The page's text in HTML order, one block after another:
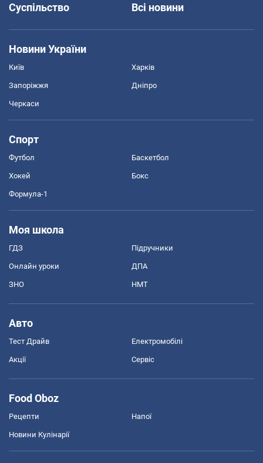
Суспільство
Всі новини
Новини України
Київ Харків
Запоріжжя Дніпро
Черкаси
Спорт
Футбол Баскетбол
Хокей Бокс
Формула-1
Моя школа
ГДЗ Підручники
Онлайн уроки ДПА
ЗНО НМТ
Авто
Тест Драйв Електромобілі
Акції Сервіс
Food Oboz
Рецепти Напої
Новини Кулінарії